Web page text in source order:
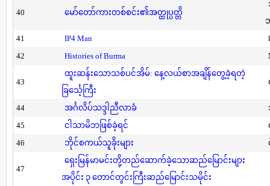
40 မော်တော်ကားတစ်စင်း၏အတ္ထုပ္ပတ္တိ
41
IP4 Man
42
Histories of Burma
43
ထူးဆန်းသောသစ်ပင်အိမ်: နေ့လယ်စာအချိန်တွေ့ခဲ့ရတဲ့
ခြင်္သေ့ကြီး
44 အင်္ဂလိပ်သဒ္ဒါညီလာခံ
45
ငါသာမိဘဖြစ်ခဲ့ရင်
46
ဘိုင်စကယ်သူခိုးများ
47
ရှေးမြန်မာမင်းတို့တည်ဆောက်ခဲ့သောဆည်မြောင်းများ
အပိုင်း ၃ တောင်တွင်းကြီးဆည်မြောင်းသမိုင်း